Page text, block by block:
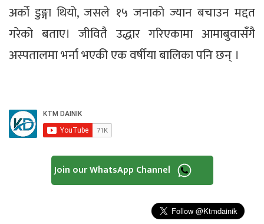
अर्को डुङ्गा थियो, जसले १५ जनाको ज्यान बचाउन मद्दत
गरेको बताए। जीवितै उद्धार गरिएकामा आमाबुवासँगै
अस्पतालमा भर्ना भएकी एक वर्षीया बालिका पनि छन् ।
Join our WhatsApp Channel